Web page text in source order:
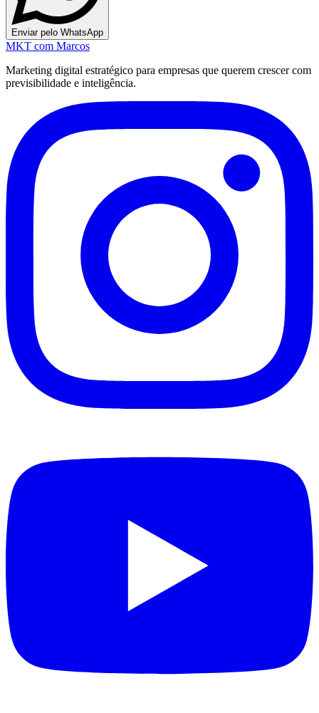
Enviar pelo WhatsApp
MKT com Marcos
Marketing digital estratégico para empresas que querem crescer com
previsibilidade e inteligência.